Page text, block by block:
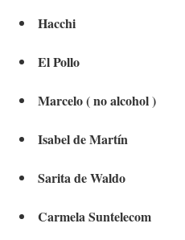
Hacchi
El Pollo
Marcelo ( no alcohol )
Isabel de Martín
Sarita de Waldo
Carmela Suntelecom